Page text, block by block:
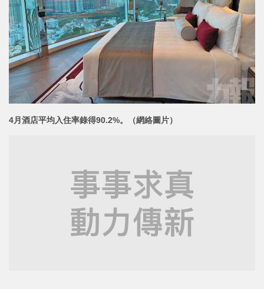
4月酒店平均入住率錄得90.2%。 （網絡圖片）